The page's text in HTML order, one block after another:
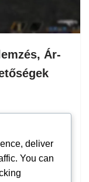
Ár-
lehetővé téve
a játékmenet
deliver
You can